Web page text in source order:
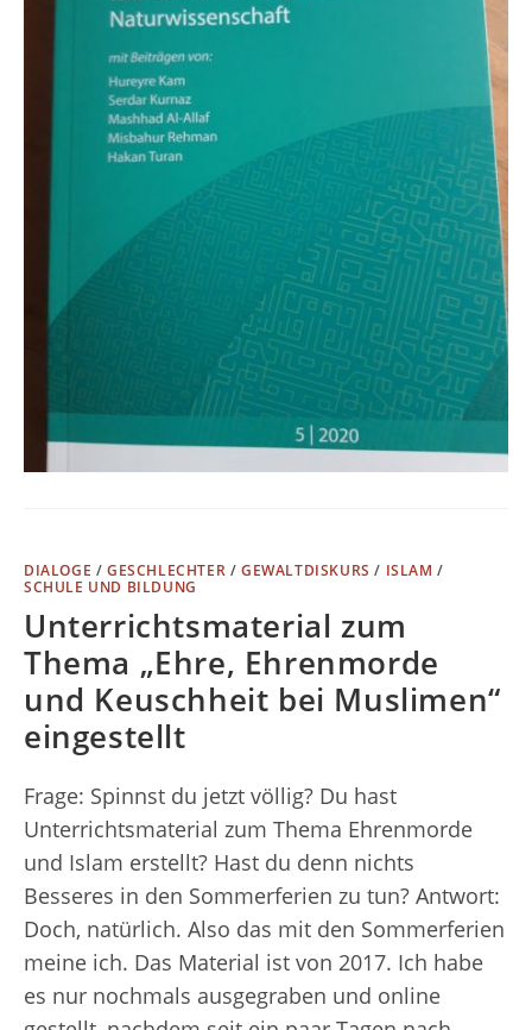
DIALOGE /GESCHLECHTER /GEWALTDISKURS / ISLAM /
SCHULE UND BILDUNG
Unterrichtsmaterial zum
Thema „Ehre, Ehrenmorde
und Keuschheit bei Muslimen“
eingestellt
Frage: Spinnst du jetzt völlig? Du hast
Unterrichtsmaterial zum Thema Ehrenmorde
und Islam erstellt? Hast du denn nichts
Besseres in den Sommerferien zu tun? Antwort:
Doch, natürlich. Also das mit den Sommerferien
meine ich. Das Material ist von 2017. Ich habe
es nur nochmals ausgegraben und online